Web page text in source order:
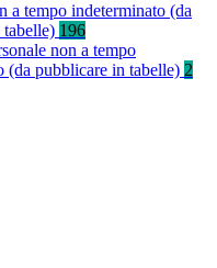
a tempo indeterminato (da
196
non a tempo
(da pubblicare in tabelle) 2